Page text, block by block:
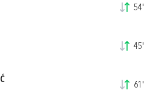
54'
45'
61'